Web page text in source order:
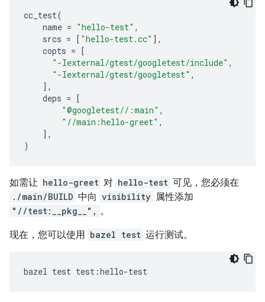
cc_test(
name = "hello-test" ,
srcs = [ "hello-test.cc" ],
copts = [
"-Iexternal/gtest/googletest/include" ,
"-Iexternal/gtest/googletest" ,
],
deps = [
"@googletest//:main" ,
"//main:hello-greet" ,
],
)
如需让 hello-greet 对 hello-test 可见，您必须在
./main/BUILD 中向 visibility 属性添加
"//test:__pkg__", 。
现在，您可以使用 bazel test 运行测试。
bazel test test :hello-test